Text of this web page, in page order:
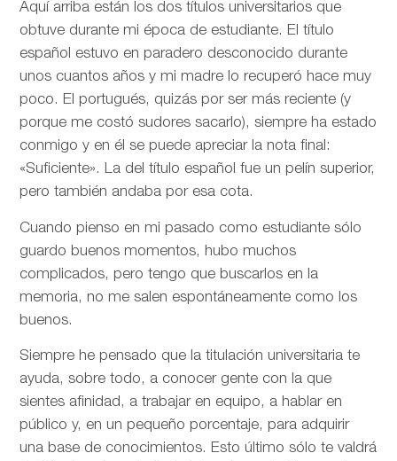
Aquí arriba están los dos títulos universitarios que
obtuve durante mi época de estudiante. El título
español estuvo en paradero desconocido durante
unos cuantos años y mi madre lo recuperó hace muy
poco. El portugués, quizás por ser más reciente (y
porque me costó sudores sacarlo), siempre ha estado
conmigo y en él se puede apreciar la nota final:
«Suficiente». La del título español fue un pelín superior,
pero también andaba por esa cota.
Cuando pienso en mi pasado como estudiante sólo
guardo buenos momentos, hubo muchos
complicados, pero tengo que buscarlos en la
memoria, no me salen espontáneamente como los
buenos.
Siempre he pensado que la titulación universitaria te
ayuda, sobre todo, a conocer gente con la que
sientes afinidad, a trabajar en equipo, a hablar en
público y, en un pequeño porcentaje, para adquirir
una base de conocimientos. Esto último sólo te valdrá